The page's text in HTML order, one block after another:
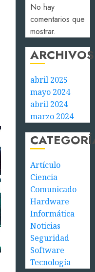
No hay
comentarios que
mostrar.
ARCHIVOS
abril 2025
mayo 2024
abril 2024
marzo 2024
Artículo
Ciencia
Comunicado
Hardware
Informática
Noticias
Seguridad
Software
Tecnología